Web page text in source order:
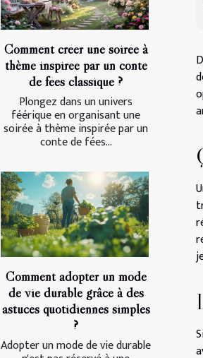
Comment créer une soirée à
thème inspirée par un conte
de fées classique ?
Plongez dans un univers
féérique en organisant une
soirée à thème inspirée par un
conte de fées...
Comment adopter un mode
de vie durable grâce à des
astuces quotidiennes simples
?
Adopter un mode de vie durable